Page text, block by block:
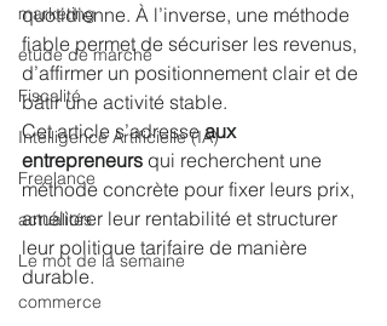
marketing
etude de marché
Fiscalité
Intelligence Artificielle (IA)
Freelance
actualités
Le mot de la semaine
commerce
quotidienne. À l’inverse, une méthode
fiable permet de sécuriser les revenus,
d’affirmer un positionnement clair et de
bâtir une activité stable.
Cet article s’adresse aux
entrepreneurs qui recherchent une
méthode concrète pour fixer leurs prix,
améliorer leur rentabilité et structurer
leur politique tarifaire de manière
durable.